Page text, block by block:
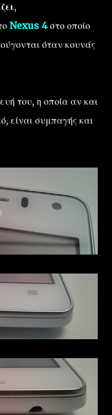
,
Nexus 4στο οποίο
όταν κουνάς
του, η οποία αν και
είναι συμπαγής και